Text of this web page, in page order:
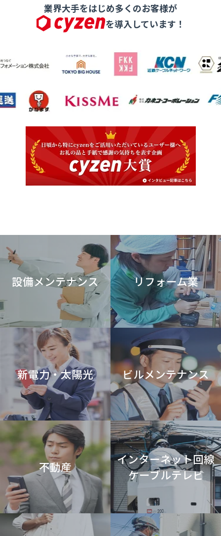
業界大手をはじめ多くのお客様が
を導入しています！
設備メンテナンス リフォーム業
新電力・太陽光 ビルメンテナンス
不動産
インターネット回線
ケーブルテレビ